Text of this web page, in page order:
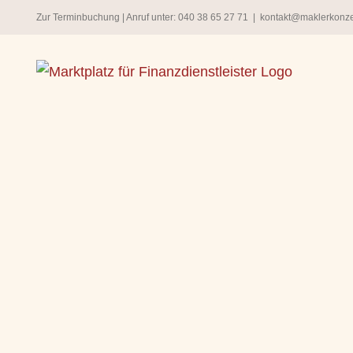
springen
Zur Terminbuchung | Anruf unter: 040 38 65 27 71